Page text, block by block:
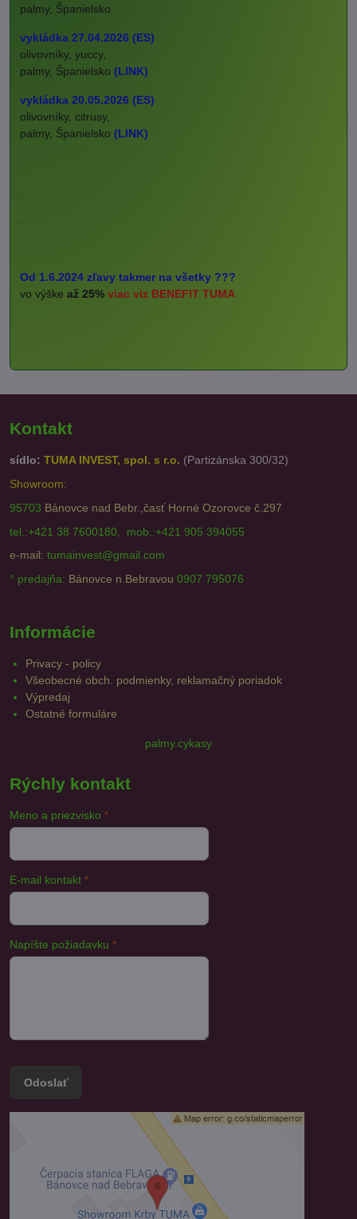
palmy, Španielsko
vykládka 27.04.2026 (ES)
olivovníky, yuccy,
palmy, Španielsko (LINK)
vykládka 20.05.2026 (ES)
olivovníky, citrusy,
palmy, Španielsko (LINK)
.
.
.
Od 1.6.2024 zľavy takmer na všetky ???
vo výške až 25% viac viz BENEFIT TUMA
Kontakt
sídlo: TUMA INVEST, spol. s r.o. (Partizánska 300/32)
Showroom:
95703 Bánovce nad Bebr.,časť Horné Ozorovce č.297
tel.:+421 38 7600180, mob.:+421 905 394055
e-mail: tumainvest@gmail.com
° predajňa: Bánovce n.Bebravou 0907 795076
Informácie
Privacy - policy
Všeobecné obch. podmienky, reklamačný poriadok
Výpredaj
Ostatné formuláre
palmy.cykasy
Rýchly kontakt
Meno a priezvisko *
E-mail kontakt *
Napíšte požiadavku *
Odoslať